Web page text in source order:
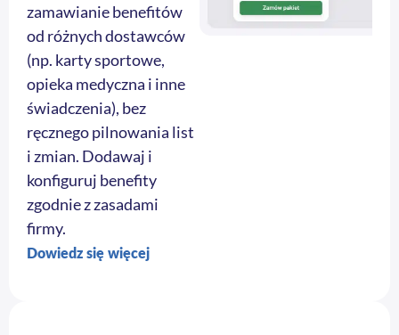
zamawianie benefitów
od różnych dostawców
(np. karty sportowe,
opieka medyczna i inne
świadczenia), bez
ręcznego pilnowania list
i zmian. Dodawaj i
konfiguruj benefity
zgodnie z zasadami
firmy.
Dowiedz się więcej